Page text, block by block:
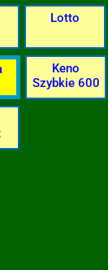
Lotto
Keno
Szybkie 600